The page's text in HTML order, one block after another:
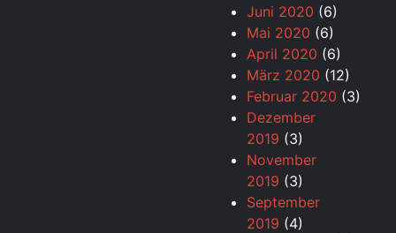
Juni 2020 (6)
Mai 2020 (6)
April 2020 (6)
März 2020 (12)
Februar 2020 (3)
Dezember
2019 (3)
November
2019 (3)
September
2019 (4)